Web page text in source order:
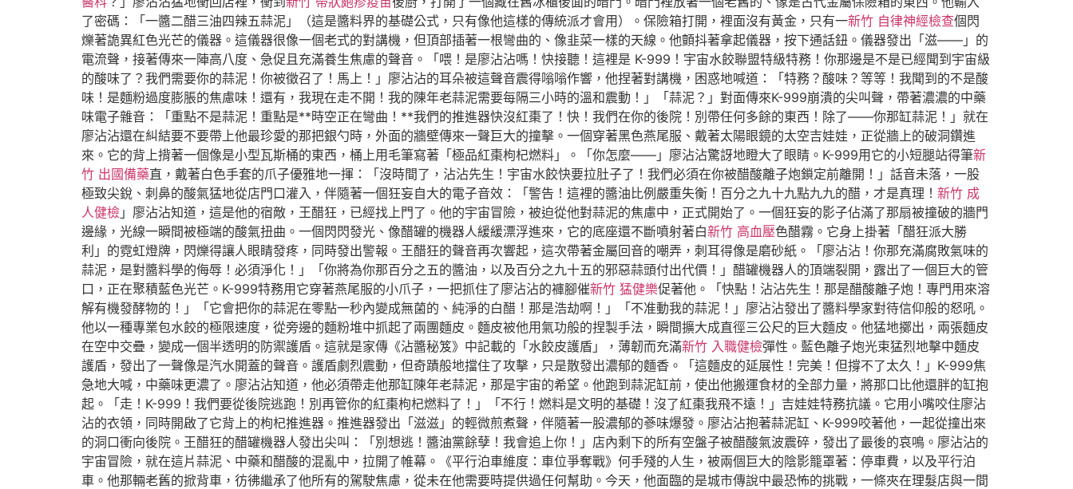
了密碼：「一醬二醋三油四辣五蒜泥」（這是醬料界的基礎公式，只有像他這樣的傳統派才會用）。保險箱打開，裡面沒有黃金，只有一新竹 自律神經檢查個閃
爍著詭異紅色光芒的儀器。這儀器很像一個老式的對講機，但頂部插著一根彎曲的、像韭菜一樣的天線。他顫抖著拿起儀器，按下通話鈕。儀器發出「滋——」的
電流聲，接著傳來一陣高八度、急促且充滿養生焦慮的聲音。「喂！是廖沾沾嗎！快接聽！這裡是 K-999！宇宙水餃聯盟特級特務！你那邊是不是已經聞到宇宙級
的酸味了？我們需要你的蒜泥！你被徵召了！馬上！」廖沾沾的耳朵被這聲音震得嗡嗡作響，他捏著對講機，困惑地喊道：「特務？酸味？等等！我聞到的不是酸
味！是麵粉過度膨脹的焦慮味！還有，我現在走不開！我的陳年老蒜泥需要每隔三小時的溫和震動！」「蒜泥？」對面傳來K-999崩潰的尖叫聲，帶著濃濃的中藥
味電子雜音：「重點不是蒜泥！重點是**時空正在彎曲！**我們的推進器快沒紅棗了！快！我們在你的後院！別帶任何多餘的東西！除了——你那缸蒜泥！」就在
廖沾沾還在糾結要不要帶上他最珍愛的那把銀勺時，外面的牆壁傳來一聲巨大的撞擊。一個穿著黑色燕尾服、戴著太陽眼鏡的太空吉娃娃，正從牆上的破洞鑽進
來。它的背上揹著一個像是小型瓦斯桶的東西，桶上用毛筆寫著「極品紅棗枸杞燃料」。「你怎麼——」廖沾沾驚訝地瞪大了眼睛。K-999用它的小短腿站得筆新
竹 出國備藥直，戴著白色手套的爪子優雅地一揮：「沒時間了，沾沾先生！宇宙水餃快要拉肚子了！我們必須在你被醋酸離子炮鎖定前離開！」話音未落，一股
極致尖銳、刺鼻的酸氣猛地從店門口灌入，伴隨著一個狂妄自大的電子音效：「警告！這裡的醬油比例嚴重失衡！百分之九十九點九九的醋，才是真理！ 新竹 成
人健檢 」廖沾沾知道，這是他的宿敵，王醋狂，已經找上門了。他的宇宙冒險，被迫從他對蒜泥的焦慮中，正式開始了。一個狂妄的影子佔滿了那扇被撞破的牆門
邊緣，光線一瞬間被極端的酸氣扭曲。一個閃閃發光、像醋罐的機器人緩緩漂浮進來，它的底座還不斷噴射著白新竹 高血壓色醋霧。它身上掛著「醋狂派大勝
利」的霓虹燈牌，閃爍得讓人眼睛發疼，同時發出警報。王醋狂的聲音再次響起，這次帶著金屬回音的嘲弄，刺耳得像是磨砂紙。「廖沾沾！你那充滿腐敗氣味的
蒜泥，是對醬料學的侮辱！必須淨化！」「你將為你那百分之五的醬油，以及百分之九十五的邪惡蒜頭付出代價！」醋罐機器人的頂端裂開，露出了一個巨大的管
口，正在聚積藍色光芒。K-999特務用它穿著燕尾服的小爪子，一把抓住了廖沾沾的褲腳催新竹 猛健樂促著他。「快點！沾沾先生！那是醋酸離子炮！專門用來溶
解有機發酵物的！」「它會把你的蒜泥在零點一秒內變成無菌的、純淨的白醋！那是浩劫啊！」「不准動我的蒜泥！」廖沾沾發出了醬料學家對待信仰般的怒吼。
他以一種專業包水餃的極限速度，從旁邊的麵粉堆中抓起了兩團麵皮。麵皮被他用氣功般的捏製手法，瞬間擴大成直徑三公尺的巨大麵皮。他猛地擲出，兩張麵皮
在空中交疊，變成一個半透明的防禦護盾。這就是家傳《沾醬秘笈》中記載的「水餃皮護盾」，薄韌而充滿新竹 入職健檢彈性。藍色離子炮光束猛烈地擊中麵皮
護盾，發出了一聲像是汽水開蓋的聲音。護盾劇烈震動，但奇蹟般地擋住了攻擊，只是散發出濃郁的麵香。「這麵皮的延展性！完美！但撐不了太久！」K-999焦
急地大喊，中藥味更濃了。廖沾沾知道，他必須帶走他那缸陳年老蒜泥，那是宇宙的希望。他跑到蒜泥缸前，使出他搬運食材的全部力量，將那口比他還胖的缸抱
起。「走！K-999！我們要從後院逃跑！別再管你的紅棗枸杞燃料了！」「不行！燃料是文明的基礎！沒了紅棗我飛不遠！」吉娃娃特務抗議。它用小嘴咬住廖沾
沾的衣領，同時開啟了它背上的枸杞推進器。推進器發出「滋滋」的輕微煎煮聲，伴隨著一股濃郁的蔘味爆發。廖沾沾抱著蒜泥缸、K-999咬著他，一起從撞出來
的洞口衝向後院。王醋狂的醋罐機器人發出尖叫：「別想逃！醬油黨餘孽！我會追上你！」店內剩下的所有空盤子被醋酸氣波震碎，發出了最後的哀鳴。廖沾沾的
宇宙冒險，就在這片蒜泥、中藥和醋酸的混亂中，拉開了帷幕。《平行泊車維度：車位爭奪戰》何手殘的人生，被兩個巨大的陰影籠罩著：停車費，以及平行泊
車。他那輛老舊的掀背車，彷彿繼承了他所有的駕駛焦慮，從未在他需要時提供過任何幫助。今天，他面臨的是城市傳說中最恐怖的挑戰，一條夾在理髮店與一間